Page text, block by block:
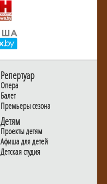
Репертуар
Опера
Балет
Премьеры сезона
Детям
Проекты детям
Афиша для детей
Детская студия